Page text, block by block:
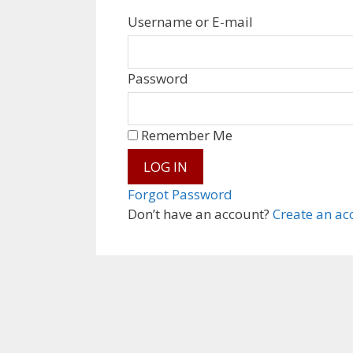
Username or E-mail
Password
Don’t have an account? Create an
Remember Me
Forgot Password